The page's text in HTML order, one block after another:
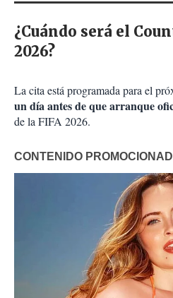
¿Cuándo será el
2026?
La cita está programada para el
un día antes de que arranque
de la FIFA 2026.